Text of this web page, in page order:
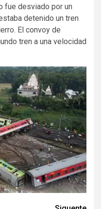
fue desviado por un
detenido un tren
El convoy de
tren a una velocidad